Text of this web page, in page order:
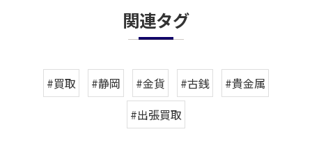
関連タグ
#買取 #静岡 #金貨 #古銭
#貴金属
#出張買取